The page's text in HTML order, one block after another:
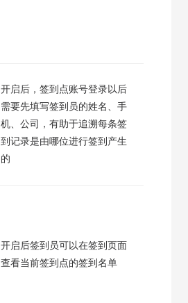
开启后，签到点账号登录以后
需要先填写签到员的姓名、手
机、公司，有助于追溯每条签
到记录是由哪位进行签到产生
的
开启后签到员可以在签到页面
查看当前签到点的签到名单